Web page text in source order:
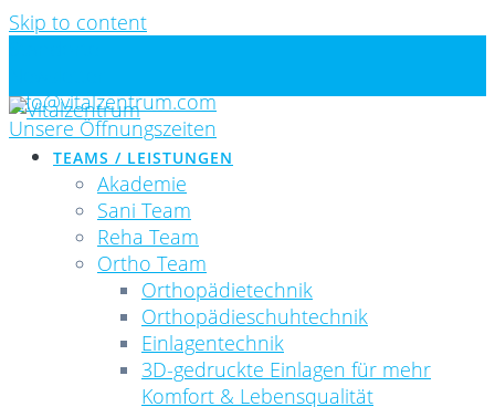
Skip to content
info@vitalzentrum.com
Unsere Öffnungszeiten
TEAMS / LEISTUNGEN
Akademie
Sani Team
Reha Team
Ortho Team
Orthopädietechnik
Orthopädieschuhtechnik
Einlagentechnik
3D-gedruckte Einlagen für mehr
Komfort & Lebensqualität